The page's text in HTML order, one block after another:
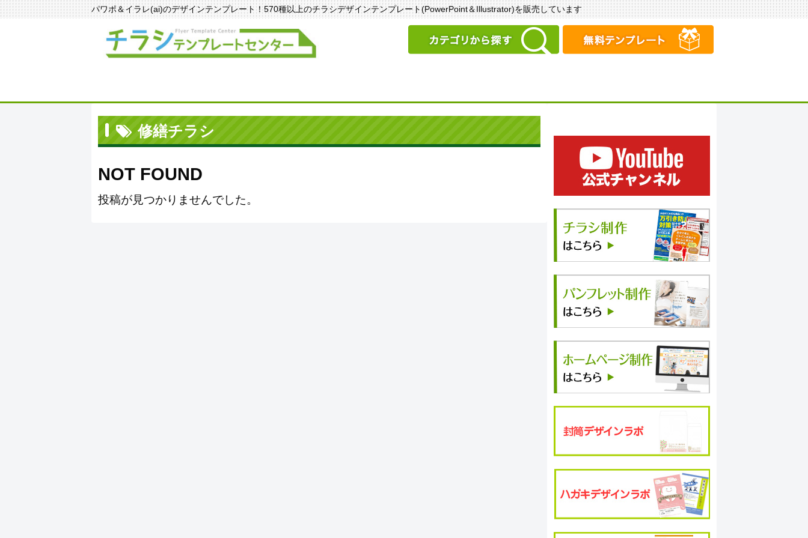
パワポ＆イラレ(ai)のデザインテンプレート！570種以上のチラシデザインテンプレート(PowerPoint＆Illustrator)を販売しています
修繕チラシ
NOT FOUND
投稿が見つかりませんでした。